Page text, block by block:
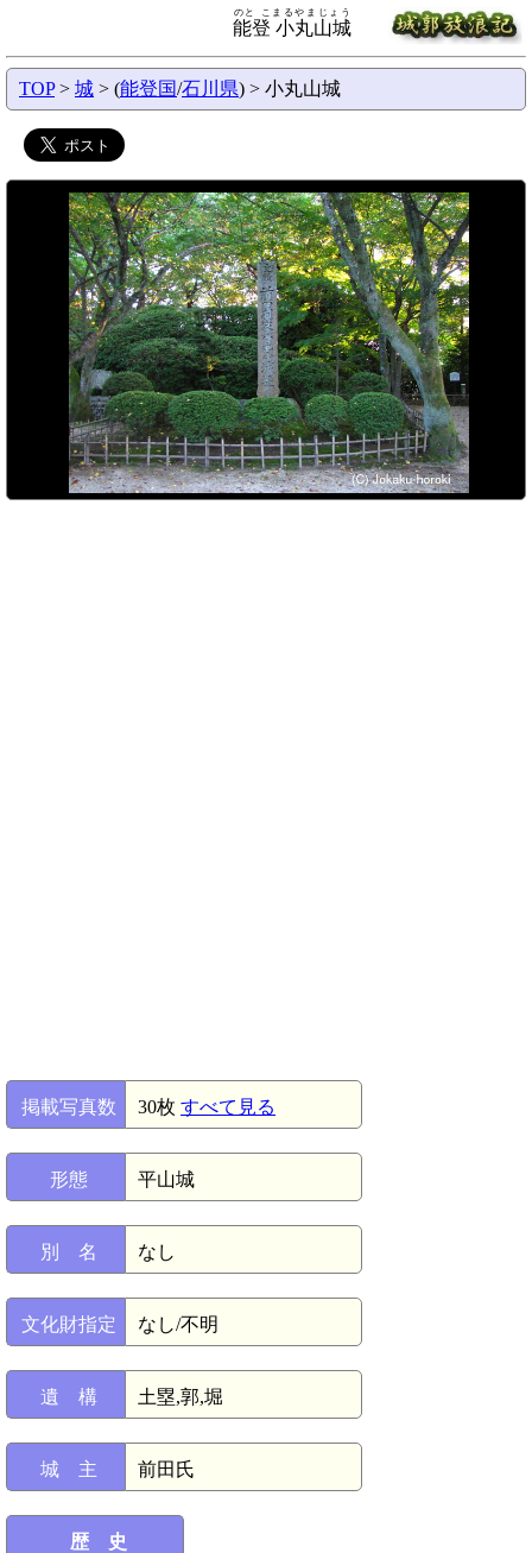
能登 小丸山城
のと こまるやまじょう
TOP> 城 > (能登国/石川県) > 小丸山城
掲載写真数 30枚 すべて見る
形態 平山城
別 名 なし
文化財指定 なし/不明
遺 構 土塁,郭,堀
城 主 前田氏
歴 史